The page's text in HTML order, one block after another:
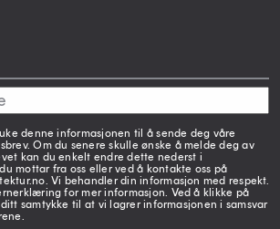
denne informasjonen til å sende deg våre
Om du senere skulle ønske å melde deg av
kan du enkelt endre dette nederst i
mottar fra oss eller ved å kontakte oss på
Vi behandler din informasjon med respekt.
for mer informasjon. Ved å klikke på
samtykke til at vi lagrer informasjonen i samsvar